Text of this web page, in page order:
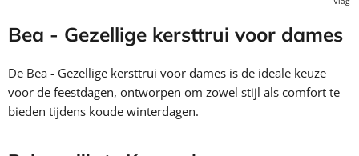
Bea - Gezellige kersttrui voor dames
De Bea - Gezellige kersttrui voor dames is de ideale keuze
voor de feestdagen, ontworpen om zowel stijl als comfort te
bieden tijdens koude winterdagen.